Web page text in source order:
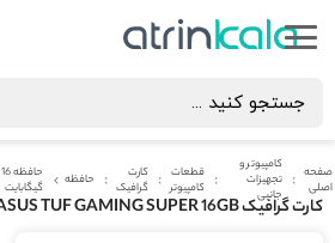
صفحه
اصلی
کامپیوتر و
تجهیزات
جانبی
قطعات
کامپیوتر
کارت
گرافیک
حافظه
حافظه 16
گیگابایت
کارت گرافیک RTX 4070 TI ASUS TUF GAMING SUPER 16GB